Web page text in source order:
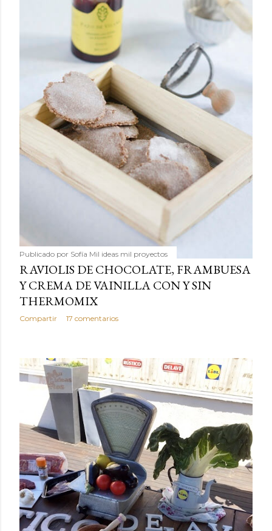
Publicado por Sofía Mil ideas mil proyectos
RAVIOLIS DE CHOCOLATE, FRAMBUESA
Y CREMA DE VAINILLA CON Y SIN
THERMOMIX
Compartir 17 comentarios